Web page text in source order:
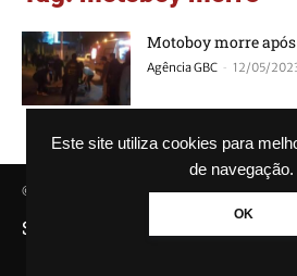
Este site utiliza cookies para
de navegação.
OK
Motoboy morre
Agência GBC - 12/05/
© Agência GBC. Aqui tem notícia. Todos os
SAIBA MAIS SOBRE A AGÊNCIA